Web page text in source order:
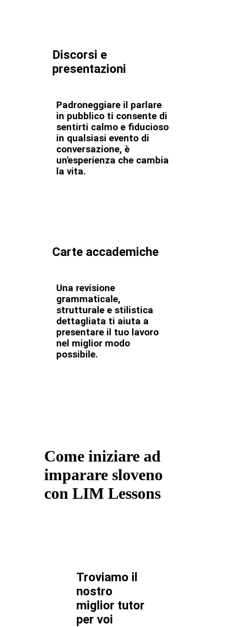
Discorsi e
presentazioni
Padroneggiare il parlare
in pubblico ti consente di
sentirti calmo e fiducioso
in qualsiasi evento di
conversazione, è
un'esperienza che cambia
la vita.
Carte accademiche
Una revisione
grammaticale,
strutturale e stilistica
dettagliata ti aiuta a
presentare il tuo lavoro
nel miglior modo
possibile.
Come iniziare ad
imparare sloveno
con LIM Lessons
Troviamo il
nostro
miglior tutor
per voi